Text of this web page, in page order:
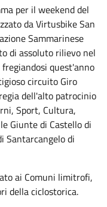
per il weekend del
da Virtusbike San
Sammarinese
di assoluto rilievo nel
quest'anno
circuito Giro
dell'alto patrocinio
Sport, Cultura,
Giunte di Castello di
Santarcangelo di
ai Comuni limitrofi,
della ciclostorica.